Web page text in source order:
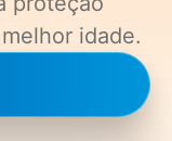
idade.